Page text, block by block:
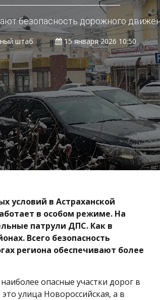
безопасность дорожного
штаб 15 января 2026 10:50
условий в Астраханской
в особом режиме. На
патрули ДПС. Как в
Всего безопасность
региона обеспечивают более
опасные участки дорог в
улица Новороссийская, а в